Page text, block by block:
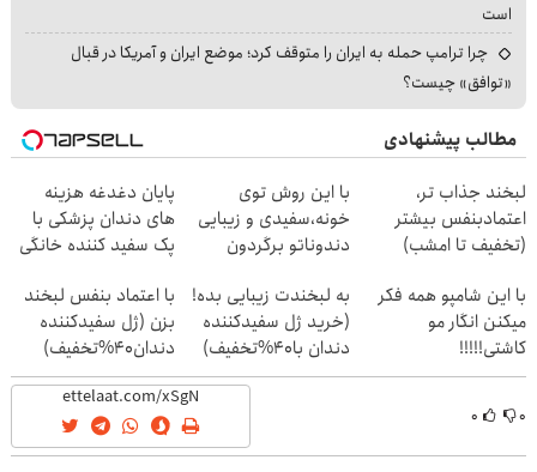
است
چرا ترامپ حمله به ایران را متوقف کرد؛ موضع ایران و آمریکا در قبال
«توافق» چیست؟
مطالب پیشنهادی
لبخند جذاب تر،
اعتمادبنفس بیشتر
(تخفیف تا امشب)
با این روش توی
خونه،سفیدی و زیبایی
دندوناتو برگردون
پایان دغدغه هزینه
های دندان پزشکی با
پک سفید کننده خانگی
با این شامپو همه فکر
میکنن انگار مو
کاشتی!!!!!
به لبخندت زیبایی بده!
(خرید ژل سفیدکننده
دندان با40%تخفیف)
با اعتماد بنفس لبخند
بزن (ژل سفیدکننده
دندان40%تخفیف)
۰ ۰